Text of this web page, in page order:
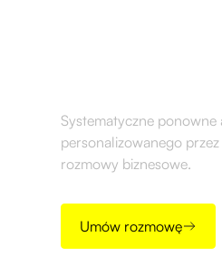
Systematyczne ponowne
personalizowanego
rozmowy biznesowe.
Umów rozmowę